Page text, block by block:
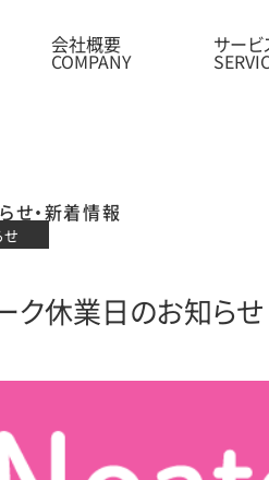
会社概要 サービ
せ・新着情報
せ
ク休業日のお知らせ